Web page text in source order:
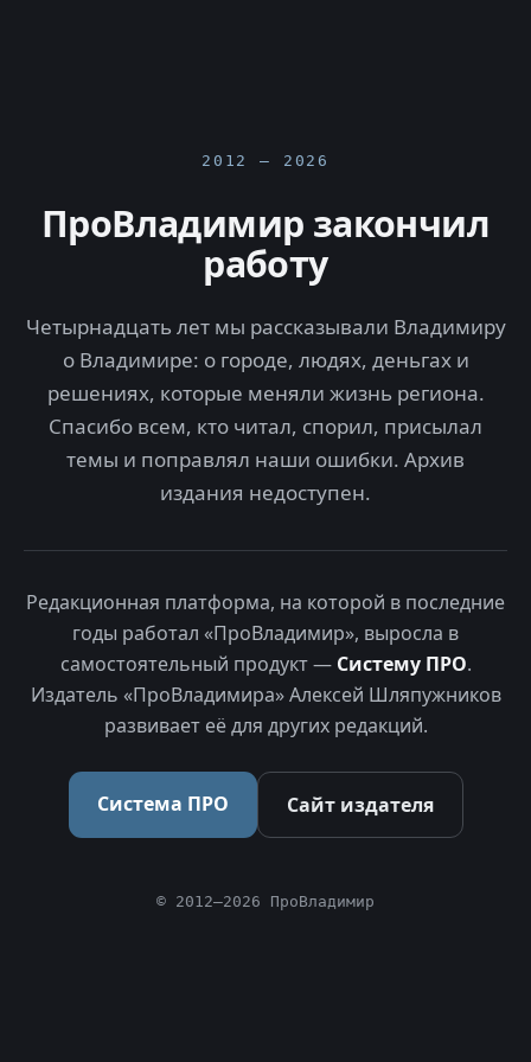
2012 — 2026
ПроВладимир закончил
работу
Четырнадцать лет мы рассказывали Владимиру
о Владимире: о городе, людях, деньгах и
решениях, которые меняли жизнь региона.
Спасибо всем, кто читал, спорил, присылал
темы и поправлял наши ошибки. Архив
издания недоступен.
Редакционная платформа, на которой в последние
годы работал «ПроВладимир», выросла в
самостоятельный продукт — Систему ПРО.
Издатель «ПроВладимира» Алексей Шляпужников
развивает её для других редакций.
Система ПРО Сайт издателя
© 2012–2026 ПроВладимир